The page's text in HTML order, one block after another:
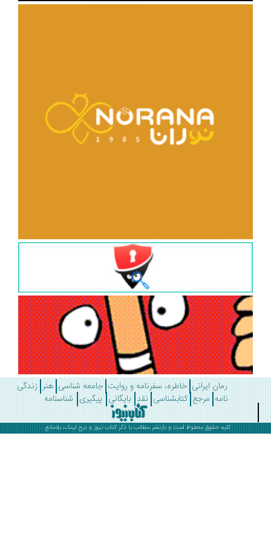
رمان ایرانی خاطره، سفرنامه و روایت جامعه شناسی هنر زندگی
مرجع کتابشناسی نقد بایگانی پیگیری شناسنامه
کلیه حقوق محفوظ است و بازنشر مطالب با ذکرکتاب نیوزو درج لینک، بلامانع .